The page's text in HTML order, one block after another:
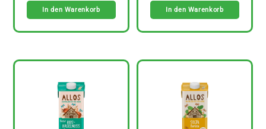
In den Warenkorb In den Warenkorb